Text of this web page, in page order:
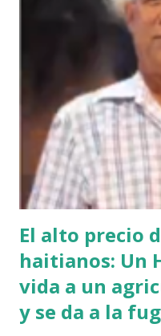
El alto precio
haitianos: Un
vida a un
y se da a la